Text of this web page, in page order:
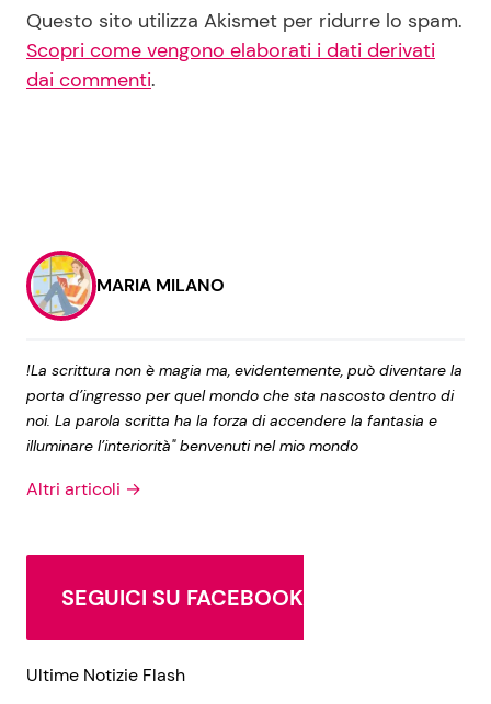
Questo sito utilizza Akismet per ridurre lo spam.
Scopri come vengono elaborati i dati derivati
dai commenti.
MARIA MILANO
!La scrittura non è magia ma, evidentemente, può diventare la
porta d’ingresso per quel mondo che sta nascosto dentro di
noi. La parola scritta ha la forza di accendere la fantasia e
illuminare l’interiorità" benvenuti nel mio mondo
Altri articoli →
SEGUICI SU FACEBOOK
Ultime Notizie Flash